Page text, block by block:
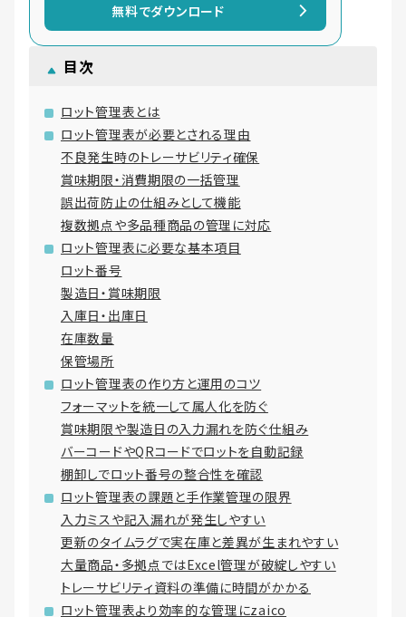
無料でダウンロード
目次
ロット管理表とは
ロット管理表が必要とされる理由
不良発生時のトレーサビリティ確保
賞味期限・消費期限の一括管理
誤出荷防止の仕組みとして機能
複数拠点や多品種商品の管理に対応
ロット管理表に必要な基本項目
ロット番号
製造日・賞味期限
入庫日・出庫日
在庫数量
保管場所
ロット管理表の作り方と運用のコツ
フォーマットを統一して属人化を防ぐ
賞味期限や製造日の入力漏れを防ぐ仕組み
バーコードやQRコードでロットを自動記録
棚卸しでロット番号の整合性を確認
ロット管理表の課題と手作業管理の限界
入力ミスや記入漏れが発生しやすい
更新のタイムラグで実在庫と差異が生まれやすい
大量商品・多拠点ではExcel管理が破綻しやすい
トレーサビリティ資料の準備に時間がかかる
ロット管理表より効率的な管理にzaico